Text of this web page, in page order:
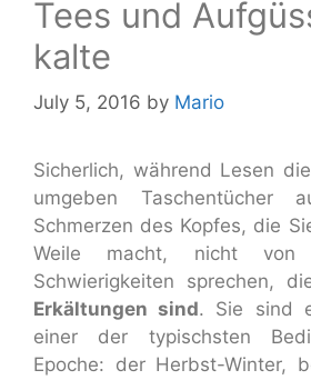
Tees und
kalte
July 5, 2016 by Mario
Sicherlich, während Lesen
umgeben Taschentücher
Schmerzen des Kopfes, die
Weile macht, nicht von
Schwierigkeiten sprechen,
Erkältungen sind. Sie sind
einer der typischsten
Epoche: der Herbst-Winter,